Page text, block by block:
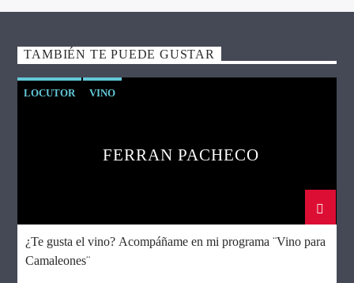
TAMBIÉN TE PUEDE GUSTAR
LOCUTOR VINO
FERRAN PACHECO
¿Te gusta el vino? Acompáñame en mi programa ¨Vino para
Camaleones¨